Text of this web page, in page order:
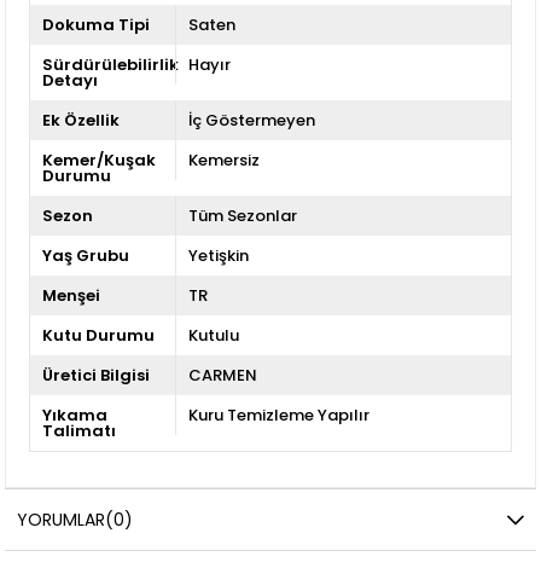
Dokuma Tipi
Saten
Sürdürülebilirlik
Detayı
Hayır
Ek Özellik
İç Göstermeyen
Kemer/Kuşak
Durumu
Kemersiz
Sezon
Tüm Sezonlar
Yaş Grubu
Yetişkin
Menşei
TR
Kutu Durumu
Kutulu
Üretici Bilgisi
CARMEN
Yıkama
Talimatı
Kuru Temizleme Yapılır
YORUMLAR(0)